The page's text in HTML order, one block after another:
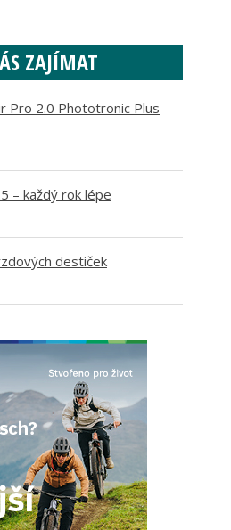
ZAJÍMAT
Pro 2.0 Phototronic Plus
– každý rok lépe
destiček